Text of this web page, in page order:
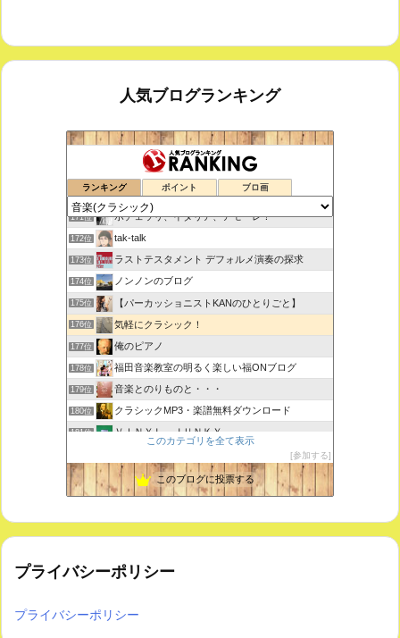
人気ブログランキング
ランキング ポイント ブロ画
思えば遠くへ来たもんだ
170位 室内楽コンサート・レッスンいたします
171位 ボチェッリ、イタリア、アモーレ！
172位 tak-talk
173位 ラストテスタメント デフォルメ演奏の探求
174位 ノンノンのブログ
175位 【パーカッショニストKANのひとりごと】
176位 気軽にクラシック！
177位 俺のピアノ
178位 福田音楽教室の明るく楽しい福ONブログ
179位 音楽とのりものと・・・
180位 クラシックMP3・楽譜無料ダウンロード
181位 ＶＩＮＹＬ ＪＵＮＫＹ
183位 未来の音楽研究所 音楽哲学・思想 平林 遼
このカテゴリを全て表示
参加する
このブログに投票する
プライバシーポリシー
プライバシーポリシー